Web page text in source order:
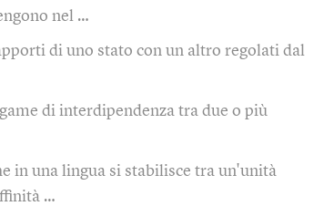
nel …
di uno stato con un altro regolati dal
di interdipendenza tra due o più
in una lingua si stabilisce tra un'unità
…